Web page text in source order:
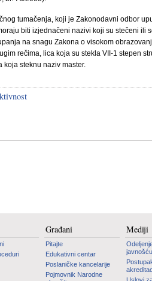
tumačenja, koji je Zakonodavni odbor
biti izjednačeni nazivi koji su stečeni ili
na snagu Zakona o visokom
rečima, lica koja su stekla VII-1 stepen
koja steknu naziv master.
Građani
Pitajte
Edukativni centar
Poslaničke kancelarije
Pojmovnik Narodne
Mediji
javnošću